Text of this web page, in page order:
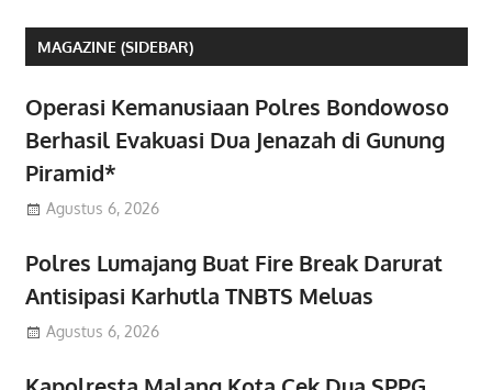
MAGAZINE (SIDEBAR)
Operasi Kemanusiaan Polres Bondowoso
Berhasil Evakuasi Dua Jenazah di Gunung
Piramid*
Agustus 6, 2026
Polres Lumajang Buat Fire Break Darurat
Antisipasi Karhutla TNBTS Meluas
Agustus 6, 2026